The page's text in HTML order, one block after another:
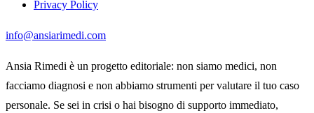
Privacy Policy
info@ansiarimedi.com
Ansia Rimedi è un progetto editoriale: non siamo medici, non
facciamo diagnosi e non abbiamo strumenti per valutare il tuo caso
personale. Se sei in crisi o hai bisogno di supporto immediato,